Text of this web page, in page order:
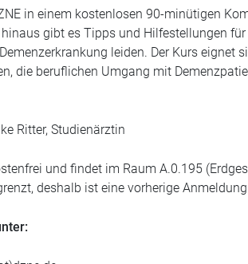
in einem kostenlosen 90-minütigen
gibt es Tipps und Hilfestellungen
leiden. Der Kurs eignet
die beruflichen Umgang mit
Ritter, Studienärztin
und findet im Raum A.0.195
deshalb ist eine vorherige